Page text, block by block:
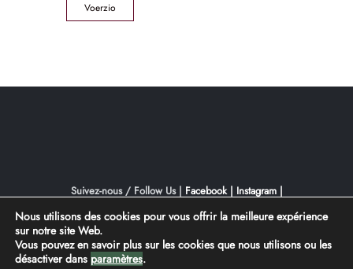
Voerzio
Suivez-nous / Follow Us | Facebook | Instagram |
Conception |inter-vision
Nous utilisons des cookies pour vous offrir la meilleure expérience
sur notre site Web.
Vous pouvez en savoir plus sur les cookies que nous utilisons ou les
désactiver dans paramètres.